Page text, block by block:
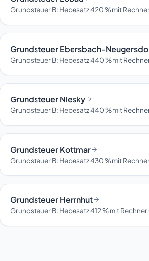
Grundsteuer B: Hebesatz 420 % mit
Grundsteuer Ebersbach-
Grundsteuer B: Hebesatz 440 % mit
Grundsteuer Niesky
Grundsteuer B: Hebesatz 440 % mit
Grundsteuer Kottmar
Grundsteuer B: Hebesatz 430 % mit
Grundsteuer Herrnhut
Grundsteuer B: Hebesatz 412 % mit